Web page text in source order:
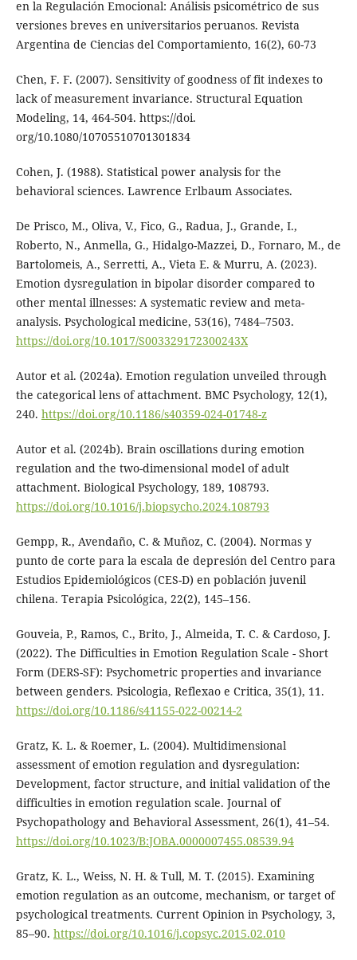
en la Regulación Emocional: Análisis psicométrico de sus
versiones breves en universitarios peruanos. Revista
Argentina de Ciencias del Comportamiento, 16(2), 60-73
Chen, F. F. (2007). Sensitivity of goodness of fit indexes to
lack of measurement invariance. Structural Equation
Modeling, 14, 464-504. https://doi.
org/10.1080/10705510701301834
Cohen, J. (1988). Statistical power analysis for the
behavioral sciences. Lawrence Erlbaum Associates.
De Prisco, M., Oliva, V., Fico, G., Radua, J., Grande, I.,
Roberto, N., Anmella, G., Hidalgo-Mazzei, D., Fornaro, M., de
Bartolomeis, A., Serretti, A., Vieta E. & Murru, A. (2023).
Emotion dysregulation in bipolar disorder compared to
other mental illnesses: A systematic review and meta-
analysis. Psychological medicine, 53(16), 7484–7503.
https://doi.org/10.1017/S003329172300243X
Autor et al. (2024a). Emotion regulation unveiled through
the categorical lens of attachment. BMC Psychology, 12(1),
240. https://doi.org/10.1186/s40359-024-01748-z
Autor et al. (2024b). Brain oscillations during emotion
regulation and the two-dimensional model of adult
attachment. Biological Psychology, 189, 108793.
https://doi.org/10.1016/j.biopsycho.2024.108793
Gempp, R., Avendaño, C. & Muñoz, C. (2004). Normas y
punto de corte para la escala de depresión del Centro para
Estudios Epidemiológicos (CES-D) en población juvenil
chilena. Terapia Psicológica, 22(2), 145–156.
Gouveia, P., Ramos, C., Brito, J., Almeida, T. C. & Cardoso, J.
(2022). The Difficulties in Emotion Regulation Scale - Short
Form (DERS-SF): Psychometric properties and invariance
between genders. Psicologia, Reflexao e Critica, 35(1), 11.
https://doi.org/10.1186/s41155-022-00214-2
Gratz, K. L. & Roemer, L. (2004). Multidimensional
assessment of emotion regulation and dysregulation:
Development, factor structure, and initial validation of the
difficulties in emotion regulation scale. Journal of
Psychopathology and Behavioral Assessment, 26(1), 41–54.
https://doi.org/10.1023/B:JOBA.0000007455.08539.94
Gratz, K. L., Weiss, N. H. & Tull, M. T. (2015). Examining
emotion regulation as an outcome, mechanism, or target of
psychological treatments. Current Opinion in Psychology, 3,
85–90. https://doi.org/10.1016/j.copsyc.2015.02.010